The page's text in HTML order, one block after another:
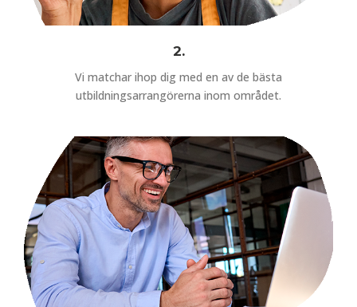
2.
Vi matchar ihop dig med en av de bästa
utbildningsarrangörerna inom området.